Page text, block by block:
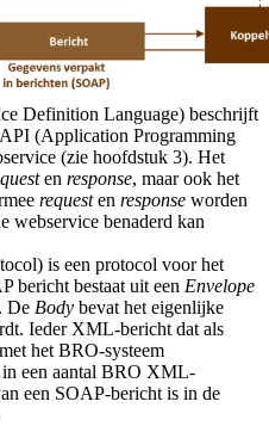
Definition Language) beschrijft
(Application Programming
(zie hoofdstuk 3). Het
en response, maar ook het
requesten response worden
webservice benaderd kan
is een protocol voor het
bericht bestaat uit een Envelope
. De Body bevat het eigenlijke
Ieder XML-bericht dat als
het BRO-systeem
in een aantal BRO XML-
een SOAP-bericht is in de